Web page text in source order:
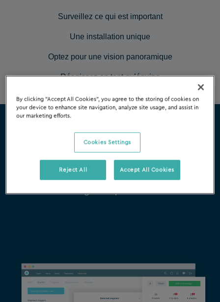
Surveillez ce qui est important
Une installation unique
Optez pour une vision panoramique
Réagissez en tant qu’équipe
Ne passez jamais à côté d’un
problème potentiel
Le système d’alerte automatisé de Silverfin vous
donnera une image complète immédiatement.
By clicking “Accept All Cookies”, you agree to the storing of cookies on
your device to enhance site navigation, analyze site usage, and assist in
our marketing efforts.
Cookies Settings
Reject All Accept All Cookies